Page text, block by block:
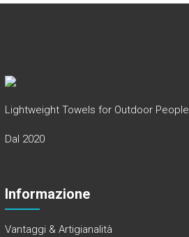
Lightweight Towels for Outdoor People
Dal 2020
Informazione
Vantaggi & Artigianalità